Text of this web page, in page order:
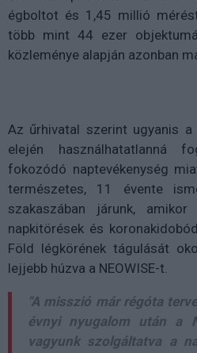
égboltot és 1,45 millió
több mint 44 ezer
közleménye alapján azonban
Az űrhivatal szerint ugyanis
elején használhatatlanná
fokozódó naptevékenység
természetes, 11 évente
szakaszában járunk,
napkitörések és
Föld légkörének tágulását
lejjebb húzva a NEOWISE-t.
"A misszió már régóta
évnyi nyugalom után a
vagyunk szolgáltatva a